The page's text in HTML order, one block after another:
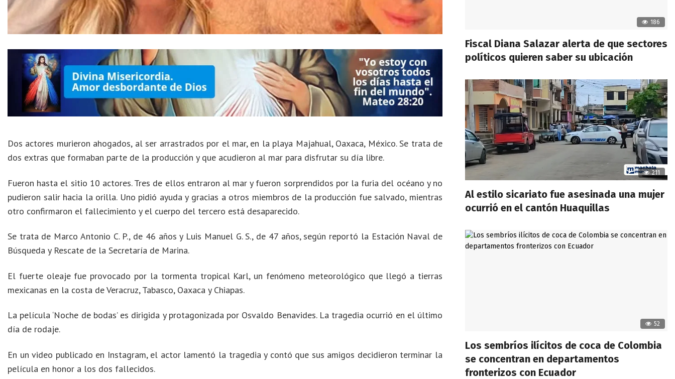
Dos actores murieron ahogados, al ser arrastrados por el mar, en la playa Majahual, Oaxaca, México. Se trata de
dos extras que formaban parte de la producción y que acudieron al mar para disfrutar su día libre.
Fueron hasta el sitio 10 actores. Tres de ellos entraron al mar y fueron sorprendidos por la furia del océano y no
pudieron salir hacia la orilla. Uno pidió ayuda y gracias a otros miembros de la producción fue salvado, mientras
otro confirmaron el fallecimiento y el cuerpo del tercero está desaparecido.
Se trata de Marco Antonio C. P., de 46 años y Luis Manuel G. S., de 47 años, según reportó la Estación Naval de
Búsqueda y Rescate de la Secretaría de Marina.
El fuerte oleaje fue provocado por la tormenta tropical Karl, un fenómeno meteorológico que llegó a tierras
mexicanas en la costa de Veracruz, Tabasco, Oaxaca y Chiapas.
La película ‘Noche de bodas’ es dirigida y protagonizada por Osvaldo Benavides. La tragedia ocurrió en el último
día de rodaje.
En un video publicado en Instagram, el actor lamentó la tragedia y contó que sus amigos decidieron terminar la
película en honor a los dos fallecidos.
186
Fiscal Diana Salazar alerta de que sectores
políticos quieren saber su ubicación
211
Al estilo sicariato fue asesinada una mujer
ocurrió en el cantón Huaquillas
52
Los sembríos ilícitos de coca de Colombia
se concentran en departamentos
fronterizos con Ecuador